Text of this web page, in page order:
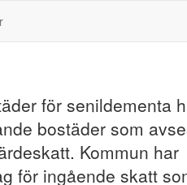
för senildementa
bostäder som
Kommun har
för ingående skatt